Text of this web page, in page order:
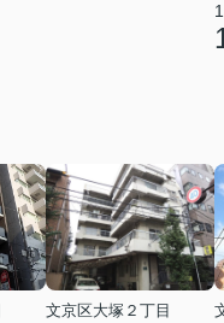
文京区大塚２丁目